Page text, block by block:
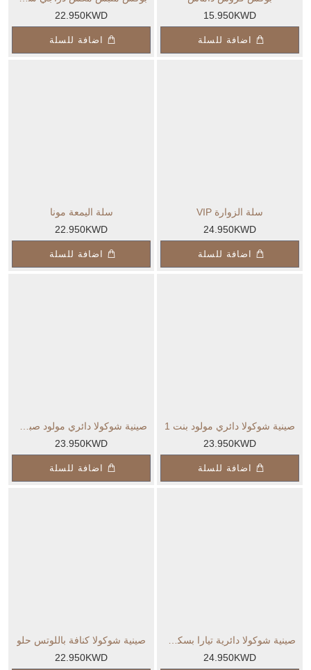
15.950KWD
اضافة للسلة
22.950KWD
اضافة للسلة
سلة الزوارة VIP
24.950KWD
اضافة للسلة
سلة اليمعة مونا
22.950KWD
اضافة للسلة
صينية شوكولا دائري مولود بنت 1
23.950KWD
اضافة للسلة
صينية شوكولا دائري مولود صبي 1
23.950KWD
اضافة للسلة
24.950KWD
صينية شوكولا كنافة باللوتس حلو
22.950KWD